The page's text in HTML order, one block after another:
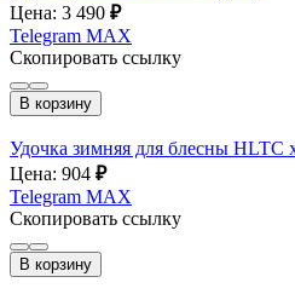
Цена: 3 490 ₽
Telegram MAX
Скопировать ссылку
В корзину
Удочка зимняя для блесны HLTC
Цена: 904 ₽
Telegram MAX
Скопировать ссылку
В корзину